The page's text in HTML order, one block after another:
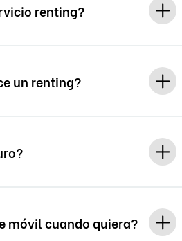
renting?
un renting?
móvil cuando quiera?